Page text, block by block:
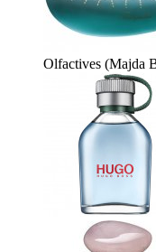
Olfactives (Majda